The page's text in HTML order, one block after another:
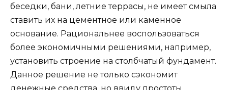
беседки, бани, летние террасы, не имеет смыла
ставить их на цементное или каменное
основание. Рациональнее воспользоваться
более экономичными решениями, например,
установить строение на столбчатый фундамент.
Данное решение не только сэкономит